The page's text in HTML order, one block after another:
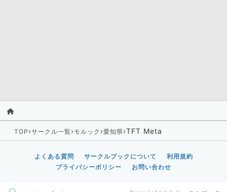
TOP ›サークル一覧› モルック ›愛知県›TFT Meta
よくある質問 サークルブックについて
利用規約
プライバシーポリシー
お問い合わせ